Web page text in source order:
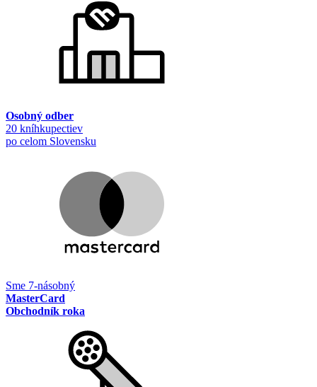
Osobný odber
20 kníhkupectiev
po celom Slovensku
Sme 7-násobný
MasterCard
Obchodník roka